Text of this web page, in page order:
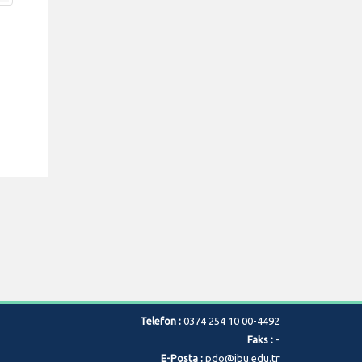
Telefon : 0374 254 10 00-4492
Faks : -
E-Posta : pdo@ibu.edu.tr